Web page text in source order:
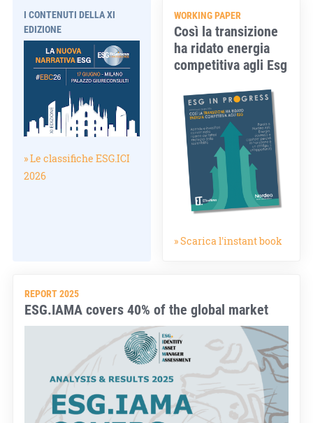
I CONTENUTI DELLA XI
EDIZIONE
» Le classifiche ESG.ICI
2026
WORKING PAPER
Così la transizione
ha ridato energia
competitiva agli Esg
» Scarica l'instant book
REPORT 2025
ESG.IAMA covers 40% of the global market